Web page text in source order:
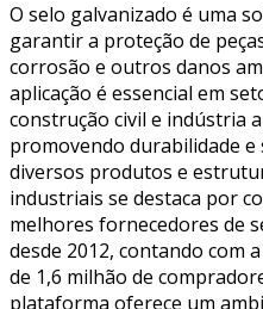
O selo galvanizado é uma
garantir a proteção de
corrosão e outros danos
aplicação é essencial em
construção civil e indústria
promovendo durabilidade e
diversos produtos e
industriais se destaca por
melhores fornecedores de
desde 2012, contando com
de 1,6 milhão de
plataforma oferece um